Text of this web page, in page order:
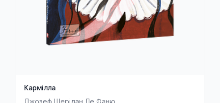
Кармілла
Джозеф Шерідан Ле Фаню